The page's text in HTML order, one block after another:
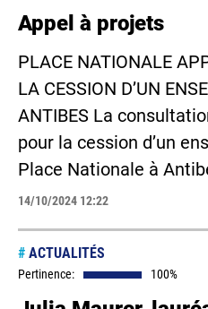
Appel à projets
PLACE NATIONALE
LA CESSION D’UN
ANTIBES La
pour la cession d’un
Place Nationale à
14/10/2024 12:22
# ACTUALITÉS
Pertinence: 100%